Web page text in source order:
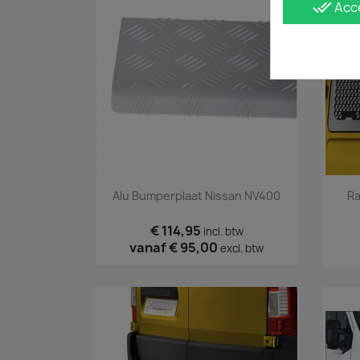
Snel bekijken
Alu Bumperplaat Nissan NV400
€ 114,95 incl. btw
vanaf€ 95,00 excl. btw
done_all